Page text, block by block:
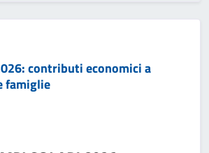
contributi economici a
famiglie